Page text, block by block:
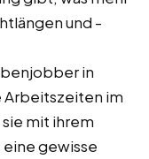
und -
in
Arbeitszeiten im
mit ihrem
gewisse